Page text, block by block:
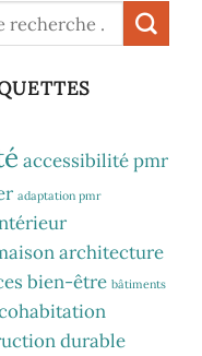
accessibilité pmr
adaptation pmr
architecture
bien-être bâtiments
durable